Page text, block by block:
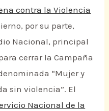
contra la Violencia
por su parte,
Nacional, principal
cerrar la Campaña
“Mujer y
sin violencia”. El
Nacional de la